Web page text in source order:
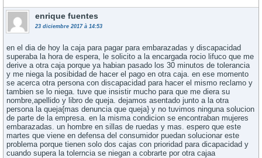
enrique fuentes
23 diciembre 2017 à 14:53
en el dia de hoy la caja para pagar para embarazadas y discapacidad
superaba la hora de espera, le solicito a la encargada rocio lifuco que me
derive a otra caja porque ya habian pasado los 30 minutos de tolerancia
y me niega la posibidad de hacer el pago en otra caja. en ese momento
se acerca otra persona con discapacidad para hacer el mismo reclamo y
tambien se lo niega. tuve que insistir mucho para que me diera su
nombre,apellido y libro de queja. dejamos asentado junto a la otra
persona la queja{mas denuncia que queja} y no tuvimos ninguna solucion
de parte de la empresa. en la misma condicion se encontraban mujeres
embarazadas. un hombre en sillas de ruedas y mas. espero que este
martes que viene en defensa del consumidor puedan solucionar este
problema porque tienen solo dos cajas con prioridad para dicapacidad y
cuando supera la tolerncia se niegan a cobrarte por otra cajaa